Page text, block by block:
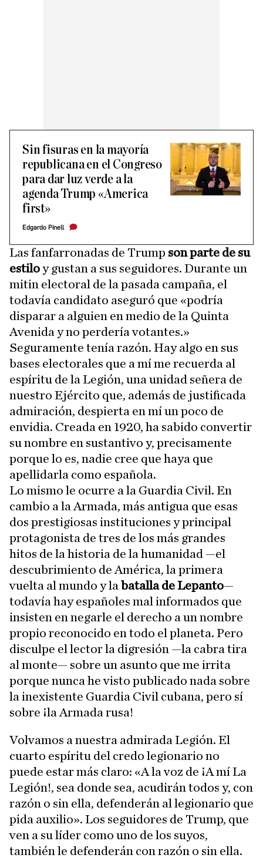
Sin fisuras en la mayoría
republicana en el Congreso
para dar luz verde a la
agenda Trump «America
first»
Edgardo Pinell
Las fanfarronadas de Trump son parte de su
estiloy gustan a sus seguidores. Durante un
mitin electoral de la pasada campaña, el
todavía candidato aseguró que «podría
disparar a alguien en medio de la Quinta
Avenida y no perdería votantes.»
Seguramente tenía razón. Hay algo en sus
bases electorales que a mí me recuerda al
espíritu de la Legión, una unidad señera de
nuestro Ejército que, además de justificada
admiración, despierta en mí un poco de
envidia. Creada en 1920, ha sabido convertir
su nombre en sustantivo y, precisamente
porque lo es, nadie cree que haya que
apellidarla como española.
Lo mismo le ocurre a la Guardia Civil. En
cambio a la Armada, más antigua que esas
dos prestigiosas instituciones y principal
protagonista de tres de los más grandes
hitos de la historia de la humanidad —el
descubrimiento de América, la primera
vuelta al mundo y la batalla de Lepanto—
todavía hay españoles mal informados que
insisten en negarle el derecho a un nombre
propio reconocido en todo el planeta. Pero
disculpe el lector la digresión —la cabra tira
al monte— sobre un asunto que me irrita
porque nunca he visto publicado nada sobre
la inexistente Guardia Civil cubana, pero sí
sobre ¡la Armada rusa!
Volvamos a nuestra admirada Legión. El
cuarto espíritu del credo legionario no
puede estar más claro: «A la voz de ¡A mí La
Legión!, sea donde sea, acudirán todos y, con
razón o sin ella, defenderán al legionario que
pida auxilio». Los seguidores de Trump, que
ven a su líder como uno de los suyos,
también le defenderán con razón o sin ella.